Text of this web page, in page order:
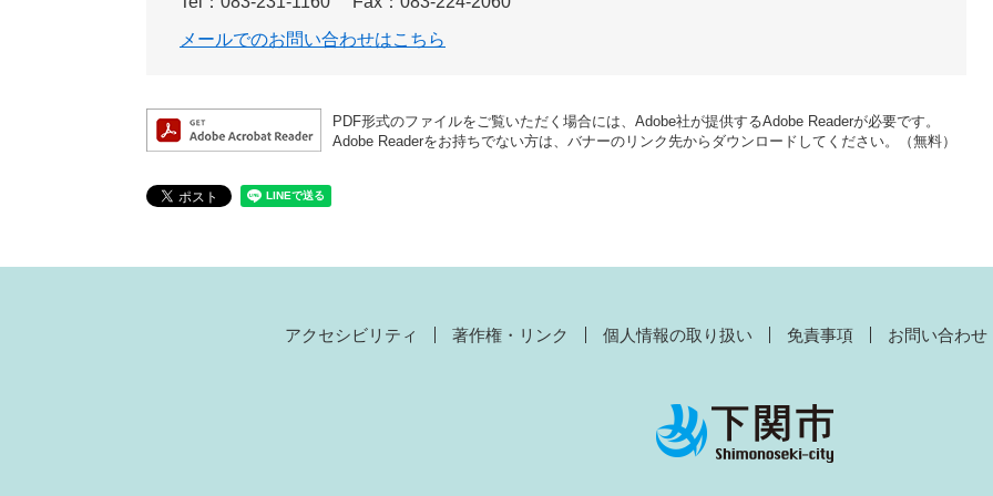
メールでのお問い合わせはこちら
PDF形式のファイルをご覧いただく場合には、Adobe社が提供するAdobe Readerが必要です。
Adobe Readerをお持ちでない方は、バナーのリンク先からダウンロードしてください。（無料）
アクセシビリティ 著作権・リンク 個人情報の取り扱い 免責事項 お問い合わせ